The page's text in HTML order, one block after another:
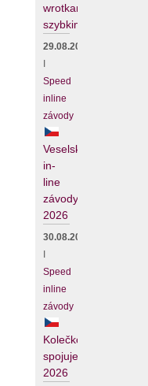
wrotkarstwie
szybkim
29.08.2026
Speed
inline
závody
Veselské
in-
line
závody
2026
30.08.2026
Speed
inline
závody
Kolečko
spojuje
2026